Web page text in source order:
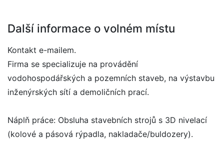
Další informace o volném místu
Kontakt e-mailem.
Firma se specializuje na provádění
vodohospodářských a pozemních staveb, na výstavbu
inženýrských sítí a demoličních prací.
Náplň práce: Obsluha stavebních strojů s 3D nivelací
(kolové a pásová rýpadla, nakladače/buldozery).